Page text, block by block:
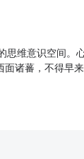
维意识空间。
面诸蕃，不得早